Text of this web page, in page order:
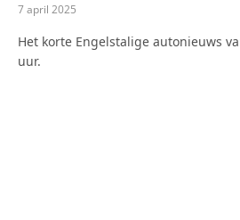
7 april 2025
Het korte Engelstalige autonieuws
uur.